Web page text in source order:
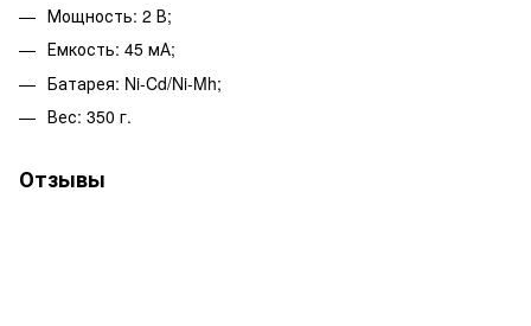
Мощность: 2 В;
Емкость: 45 мА;
Батарея: Ni-Cd/Ni-Mh;
Вес: 350 г.
Отзывы